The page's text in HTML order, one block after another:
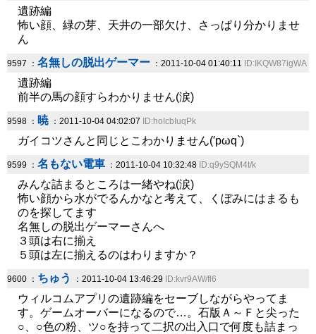
遺跡編
怖い顔、緑の芽、天井の一部欠け、さっぱり分かりませ
ん
9597 ： 名無しの脱出ゲーマー ：2011-10-04 01:40:11 ID:IKQW87igWA
遺跡編
前半の馬の顔すらわかりません(涙)
9598 ： 暁 ：2011-10-04 04:02:07 ID:hoIcbIuqPk
ガイコツさんと同じとこわかりません(′pωq`)
9599 ： 名もない電車 ：2011-10-04 10:32:48 ID:q9ySQM4t/k
みんな詰まるところは一緒やね(涙)
怖い顔から水がでるんかなと考えて、くぼみにはまるも
のを探してます
名無しの脱出ゲーマーさんへ
３頭は右に揃え
５頭は左に揃えるのはわりますか？
9600 ： ちゅう ：2011-10-04 13:46:29 ID:kvr9AW/fl6
ウィルコムアプリの遺跡編をセーブしながらやってま
す。ゲームオーバーになるので…。石版Ａ～Ｆと尖った
○、○色の粉、ツ○を持って二択の出入口で何度も詰まっ